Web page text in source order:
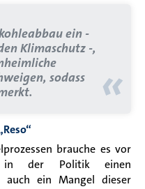
ein -
Klimaschutz -,
sodass
«
brauche es vor
in der Politik einen
auch ein Mangel dieser